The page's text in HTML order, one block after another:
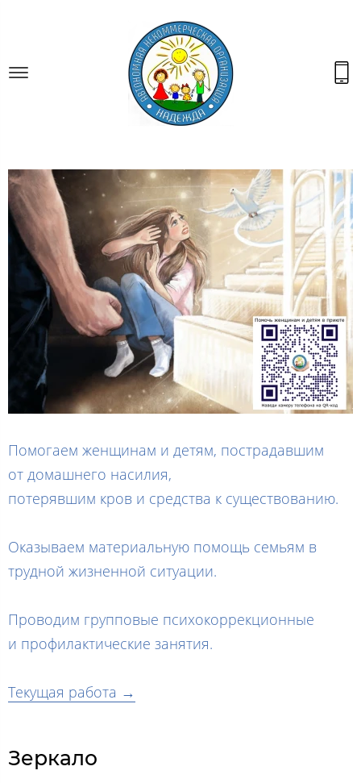
Помогаем женщинам и детям, пострадавшим
от домашнего насилия,
потерявшим кров и средства к существованию.
Оказываем материальную помощь семьям в
трудной жизненной ситуации.
Проводим групповые психокоррекционные
и профилактические занятия.
Текущая работа →
Зеркало